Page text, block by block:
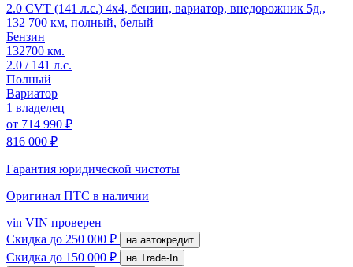
2.0 CVT (141 л.с.) 4x4, бензин, вариатор, внедорожник 5д.,
132 700 км, полный, белый
Бензин
132700 км.
2.0 / 141 л.с.
Полный
Вариатор
1 владелец
от 714 990 ₽
816 000 ₽
Гарантия юридической чистоты
Оригинал ПТС в наличии
vin VIN проверен
Скидка до 250 000 ₽ на автокредит
Скидка до 150 000 ₽
на Trade-In